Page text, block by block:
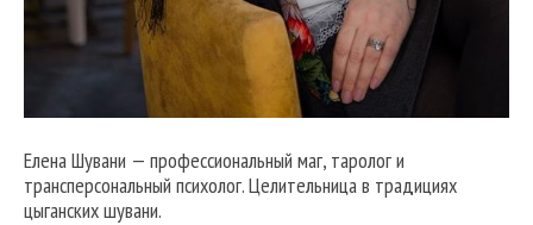
Елена Шувани — профессиональный маг, таролог и
трансперсональный психолог. Целительница в традициях
цыганских шувани.